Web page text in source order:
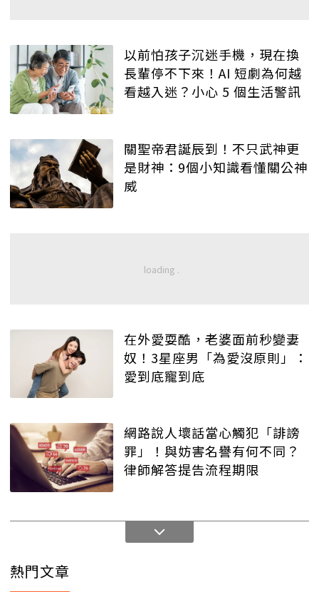
以前怕孩子沉迷手機，現在換
長輩停不下來！AI 短劇為何越
看越入迷？小心 5 個生活警訊
關聖帝君誕辰到！不只武神更
是財神：9個小知識看懂關公神
威
在外愛耍酷，老婆面前秒變妻
奴！3星座男「為愛沒原則」：
愛到底寵到底
網路說人壞話當心觸犯「誹謗
罪」！與妨害名譽有何不同？
律師解答提告流程期限
熱門文章